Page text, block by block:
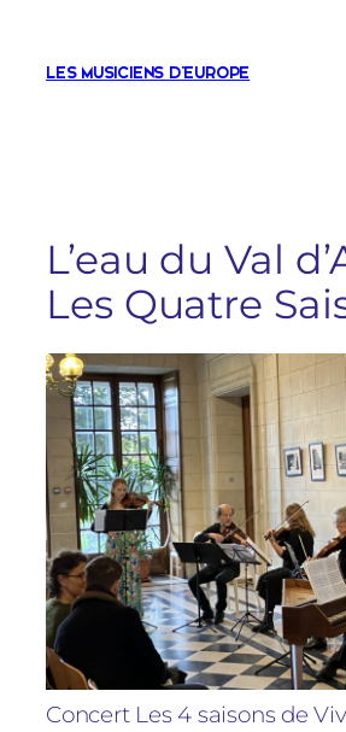
contenu
LES MUSICIENS D'EUROPE
L’eau du Val
Les Quatre
Concert Les 4 saisons de